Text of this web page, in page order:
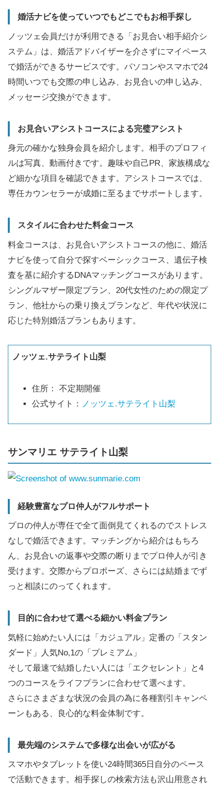
婚活ナビを使っていつでもどこでもお相手探し
ノッツェ会員だけが利用できる「お見合い相手紹介シ
ステム」は、婚活アドバイザーを介さずにマイペース
で婚活ができるサービスです。パソコンやスマホで24
時間いつでも交際の申し込み、お見合いの申し込み、
メッセージ交換ができます。
お見合いアシストコースによる完璧アシスト
身元の確かな独身会員を紹介します。相手のプロフィ
ルは写真、動画付きです。趣味や自己PR、家族構成な
ど細かな項目を確認できます。アシストコースでは、
専任カウンセラーが成婚に至るまでサポートします。
スタイルに合わせた料金コース
料金コースは、お見合いアシストコースの他に、婚活
ナビを使って自分で探すベーシックコース、遺伝子検
査を基に紹介するDNAマッチングコースがあります。
シングルマザー限定プラン、20代女性のための限定プ
ラン、他社からの乗り換えプランなど、年代や状況に
応じた特別婚活プランもあります。
ノッツェ.サテライト山梨
住所： 不定期開催
公式サイト：
ノッツェ.サテライト山梨
サンマリエ サテライト山梨
経験豊富なプロ仲人がフルサポート
プロの仲人が専任で全て面倒見てくれるのでストレス
なしで婚活できます。マッチングから紹介はもちろ
ん、お見合いの返事や交際の断りまでプロ仲人が引き
受けます。交際からプロポーズ、さらには結婚までず
っと相談にのってくれます。
目的に合わせて選べる細かい料金プラン
気軽に始めたい人には「カジュアル」定番の「スタン
ダード」人気No,1の「プレミアム」
そして最速で結婚したい人には「エクセレント」と4
つのコースをライフプランに合わせて選べます。
さらにさまざまな状況の会員の為に各種割引キャンペ
ーンもある、良心的な料金体制です。
最先端のシステムで多様な出会いが広がる
スマホやタブレットを使い24時間365日自分のペース
で活動できます。相手探しの検索方法も沢山用意され